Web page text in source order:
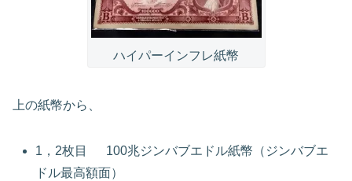
ハイパーインフレ紙幣
上の紙幣から、
1，2枚目 100兆ジンバブエドル紙幣（ジンバブエ
ドル最高額面）